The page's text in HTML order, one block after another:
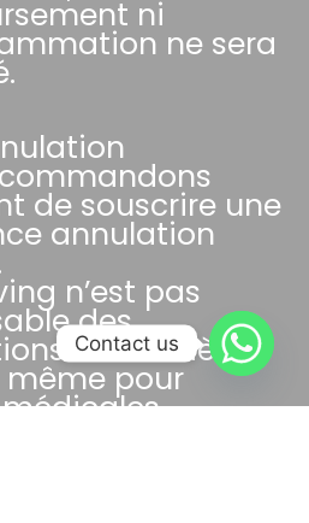
ni
ne sera
de souscrire une
annulation
n’est pas
des
de dernière
pour
Contact us